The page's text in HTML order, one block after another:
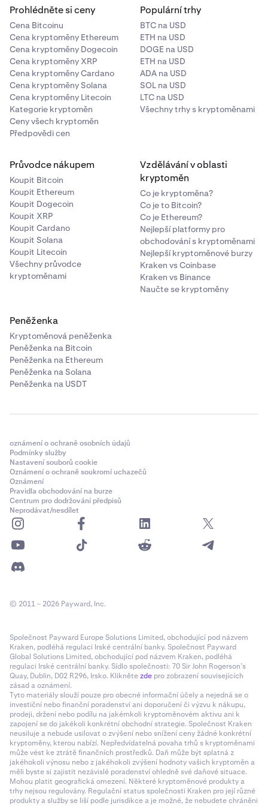
Prohlédněte si ceny
Cena Bitcoinu
Cena kryptoměny Ethereum
Cena kryptoměny Dogecoin
Cena kryptoměny XRP
Cena kryptoměny Cardano
Cena kryptoměny Solana
Cena kryptoměny Litecoin
Kategorie kryptoměn
Ceny všech kryptoměn
Předpovědi cen
Populární trhy
BTC na USD
ETH na USD
DOGE na USD
ETH na USD
ADA na USD
SOL na USD
LTC na USD
Všechny trhy s kryptoměnami
Průvodce nákupem
Koupit Bitcoin
Koupit Ethereum
Koupit Dogecoin
Koupit XRP
Koupit Cardano
Koupit Solana
Koupit Litecoin
Všechny průvodce
kryptoměnami
Vzdělávání v oblasti
kryptoměn
Co je kryptoměna?
Co je to Bitcoin?
Co je Ethereum?
Nejlepší platformy pro
obchodování s kryptoměnami
Nejlepší kryptoměnové burzy
Kraken vs Coinbase
Kraken vs Binance
Naučte se kryptoměny
Peněženka
Kryptoměnová peněženka
Peněženka na Bitcoin
Peněženka na Ethereum
Peněženka na Solana
Peněženka na USDT
oznámení o ochraně osobních údajů
Podmínky služby
Nastavení souborů cookie
Oznámení o ochraně soukromí uchazečů
Oznámení
Pravidla obchodování na burze
Centrum pro dodržování předpisů
Neprodávat/nesdílet
© 2011 – 2026 Payward, Inc.
Společnost Payward Europe Solutions Limited, obchodující pod názvem
Kraken, podléhá regulaci Irské centrální banky. Společnost Payward
Global Solutions Limited, obchodující pod názvem Kraken, podléhá
regulaci Irské centrální banky. Sídlo společnosti: 70 Sir John Rogerson’s
Quay, Dublin, D02 R296, Irsko. Kliknětezde pro zobrazení souvisejících
zásad a oznámení.
Tyto materiály slouží pouze pro obecné informační účely a nejedná se o
investiční nebo finanční poradenství ani doporučení či výzvu k nákupu,
prodeji, držení nebo podílu na jakémkoli kryptoměnovém aktivu ani k
zapojení se do jakékoli konkrétní obchodní strategie. Společnost Kraken
neusiluje a nebude usilovat o zvýšení nebo snížení ceny žádné konkrétní
kryptoměny, kterou nabízí. Nepředvídatelná povaha trhů s kryptoměnami
může vést ke ztrátě finančních prostředků. Daň může být splatná z
jakéhokoli výnosu nebo z jakéhokoli zvýšení hodnoty vašich kryptoměn a
měli byste si zajistit nezávislé poradenství ohledně své daňové situace.
Mohou platit geografická omezení. Některé kryptoměnové produkty a
trhy nejsou regulovány. Regulační status společnosti Kraken pro její různé
produkty a služby se liší podle jurisdikce a je možné, že nebudete chráněni